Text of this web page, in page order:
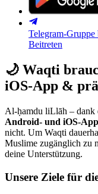
Telegram-Gruppe
Beitreten
🌙 Waqti
iOS-App &
Al-ḥamdu liLlāh – dank
Android- und iOS-
nicht. Um Waqti
Muslime zugänglich zu
deine Unterstützung.
Unsere Ziele für